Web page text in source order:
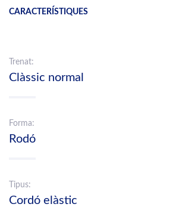
CARACTERÍSTIQUES
Trenat:
Clàssic normal
Forma:
Rodó
Tipus:
Cordó elàstic